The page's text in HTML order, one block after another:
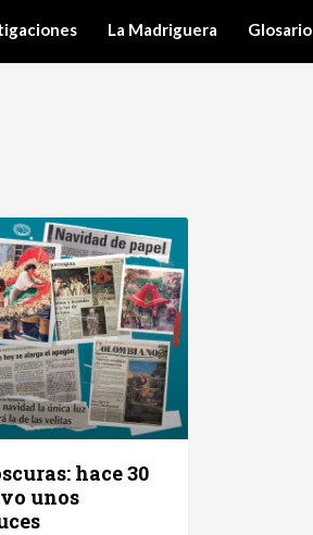
La Madriguera Glosario
hace 30
unos